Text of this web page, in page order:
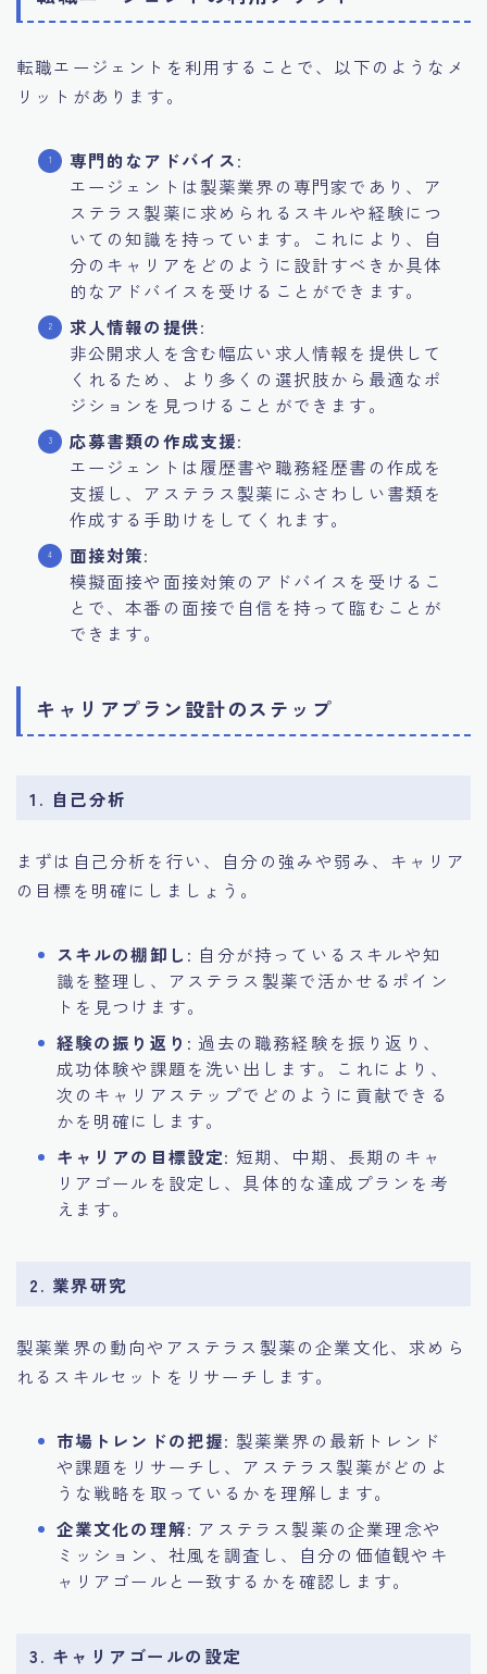
転職エージェントを利用することで、以下のようなメ
リットがあります。
専門的なアドバイス:
エージェントは製薬業界の専門家であり、ア
ステラス製薬に求められるスキルや経験につ
いての知識を持っています。これにより、自
分のキャリアをどのように設計すべきか具体
的なアドバイスを受けることができます。
求人情報の提供:
非公開求人を含む幅広い求人情報を提供して
くれるため、より多くの選択肢から最適なポ
ジションを見つけることができます。
応募書類の作成支援:
エージェントは履歴書や職務経歴書の作成を
支援し、アステラス製薬にふさわしい書類を
作成する手助けをしてくれます。
面接対策:
模擬面接や面接対策のアドバイスを受けるこ
とで、本番の面接で自信を持って臨むことが
できます。
キャリアプラン設計のステップ
1. 自己分析
まずは自己分析を行い、自分の強みや弱み、キャリア
の目標を明確にしましょう。
スキルの棚卸し : 自分が持っているスキルや知
識を整理し、アステラス製薬で活かせるポイン
トを見つけます。
経験の振り返り : 過去の職務経験を振り返り、
成功体験や課題を洗い出します。これにより、
次のキャリアステップでどのように貢献できる
かを明確にします。
キャリアの目標設定: 短期、中期、長期のキャ
リアゴールを設定し、具体的な達成プランを考
えます。
2. 業界研究
製薬業界の動向やアステラス製薬の企業文化、求めら
れるスキルセットをリサーチします。
市場トレンドの把握: 製薬業界の最新トレンド
や課題をリサーチし、アステラス製薬がどのよ
うな戦略を取っているかを理解します。
企業文化の理解: アステラス製薬の企業理念や
ミッション、社風を調査し、自分の価値観やキ
ャリアゴールと一致するかを確認します。
3. キャリアゴールの設定